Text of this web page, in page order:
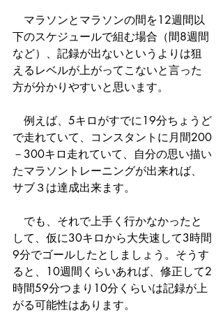
マラソンとマラソンの間を12週間以
下のスケジュールで組む場合（間8週間
など）、記録が出ないというよりは狙
えるレベルが上がってこないと言った
方が分かりやすいと思います。
例えば、5キロがすでに19分ちょうど
で走れていて、コンスタントに月間200
－300キロ走れていて、自分の思い描い
たマラソントレーニングが出来れば、
サブ３は達成出来ます。
でも、それで上手く行かなかったと
して、仮に30キロから大失速して3時間
9分でゴールしたとしましょう。そうす
ると、10週間くらいあれば、修正して2
時間59分つまり10分くらいは記録が上
がる可能性はあります。